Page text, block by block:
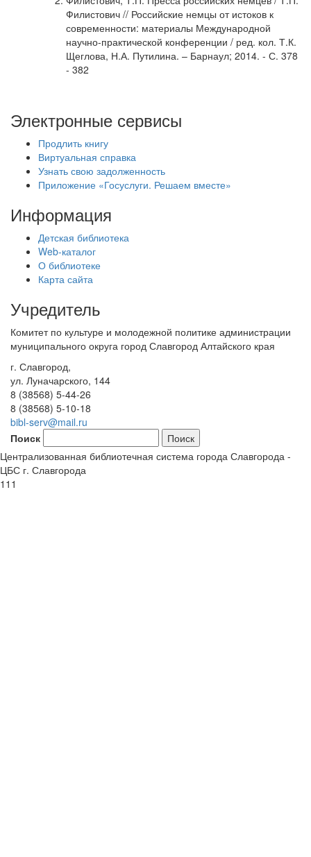
Филистович // Российские немцы от истоков к
современности: материалы Международной
научно-практической конференции / ред. кол. Т.К.
Щеглова, Н.А. Путилина. – Барнаул; 2014. - С. 378
- 382
Электронные сервисы
Продлить книгу
Виртуальная справка
Узнать свою задолженность
Приложение «Госуслуги. Решаем вместе»
Информация
Детская библиотека
Web-каталог
О библиотеке
Карта сайта
Учредитель
Комитет по культуре и молодежной политике администрации
муниципального округа город Славгород Алтайского края
г. Славгород,
ул. Луначарского, 144
8 (38568) 5-44-26
8 (38568) 5-10-18
bibl-serv@mail.ru
Поиск
Централизованная библиотечная система города Славгорода -
ЦБС г. Славгорода
111